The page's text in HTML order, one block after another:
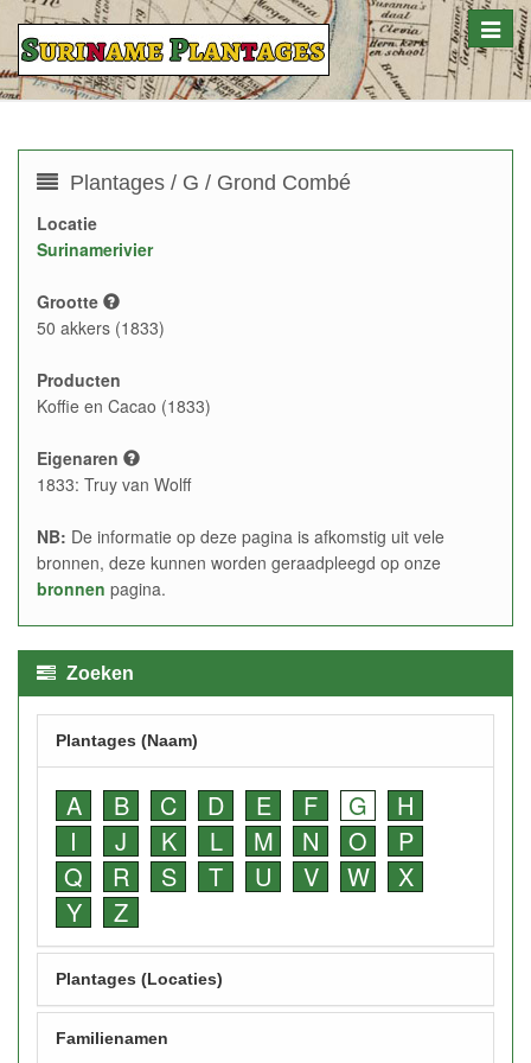
Toggle
Plantages / G / Grond Combé
Locatie
Surinamerivier
Grootte
50 akkers (1833)
Producten
Koffie en Cacao (1833)
Eigenaren
1833: Truy van Wolff
NB: De informatie op deze pagina is afkomstig uit vele
bronnen, deze kunnen worden geraadpleegd op onze
bronnen pagina.
Zoeken
Plantages (Naam)
A B C D E F G
H
I
J K L M N O
P
Q
R S T U V W
X
Y
Z
Plantages (Locaties)
Familienamen